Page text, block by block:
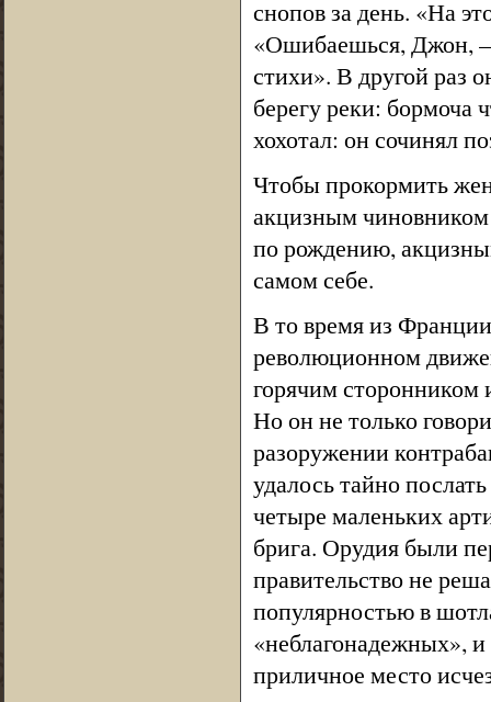
снопов за день. «На
«Ошибаешься, Джон,
стихи». В другой раз
берегу реки: бормоча
хохотал: он сочинял
Чтобы прокормить
акцизным чиновником
по рождению,
самом себе.
В то время из
революционном
горячим сторонником
Но он не только
разоружении
удалось тайно
четыре маленьких
брига. Орудия были
правительство не
популярностью в
«неблагонадежных»,
приличное место